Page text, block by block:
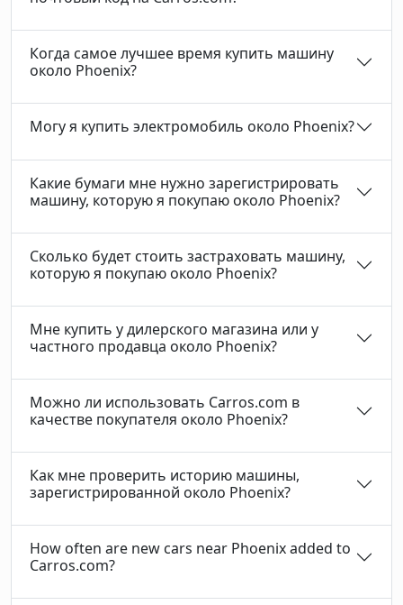
Когда самое лучшее время купить машину
около Phoenix?
Могу я купить электромобиль около Phoenix?
Какие бумаги мне нужно зарегистрировать
машину, которую я покупаю около Phoenix?
Сколько будет стоить застраховать машину,
которую я покупаю около Phoenix?
Мне купить у дилерского магазина или у
частного продавца около Phoenix?
Можно ли использовать Carros.com в
качестве покупателя около Phoenix?
Как мне проверить историю машины,
зарегистрированной около Phoenix?
How often are new cars near Phoenix added to
Carros.com?